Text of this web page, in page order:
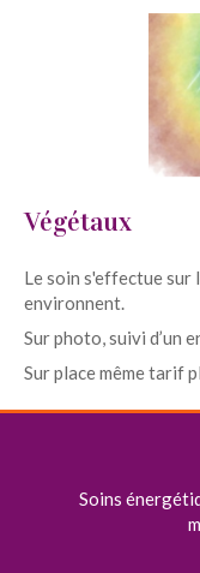
Végétaux
Le soin s'effectue sur
environnent.
Sur photo, suivi d’un
Sur place même tarif
Soins